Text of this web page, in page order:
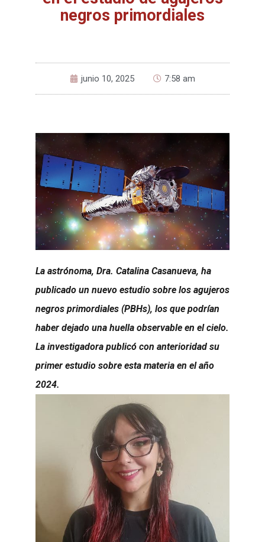
negros primordiales
junio 10, 2025 7:58 am
La astrónoma, Dra. Catalina Casanueva, ha
publicado un nuevo estudio sobre los agujeros
negros primordiales (PBHs), los que podrían
haber dejado una huella observable en el cielo.
La investigadora publicó con anterioridad su
primer estudio sobre esta materia en el año
2024.